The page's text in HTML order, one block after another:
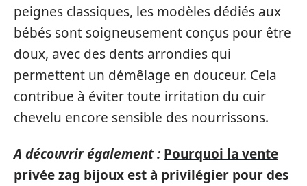
peignes classiques, les modèles dédiés aux
bébés sont soigneusement conçus pour être
doux, avec des dents arrondies qui
permettent un démêlage en douceur. Cela
contribue à éviter toute irritation du cuir
chevelu encore sensible des nourrissons.
A découvrir également : Pourquoi la vente
privée zag bijoux est à privilégier pour des